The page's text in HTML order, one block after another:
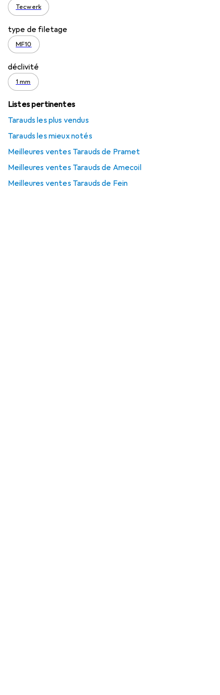
Tecwerk
type de filetage
MF10
déclivité
1 mm
Listes pertinentes
Tarauds les plus vendus
Tarauds les mieux notés
Meilleures ventes Tarauds de Pramet
Meilleures ventes Tarauds de Amecoil
Meilleures ventes Tarauds de Fein